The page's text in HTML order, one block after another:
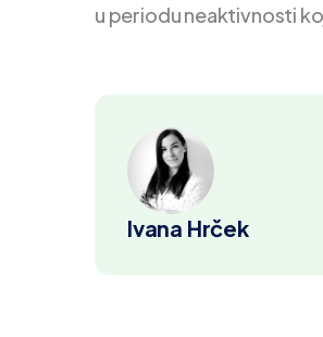
u periodu neaktivnosti
Ivana Hrček